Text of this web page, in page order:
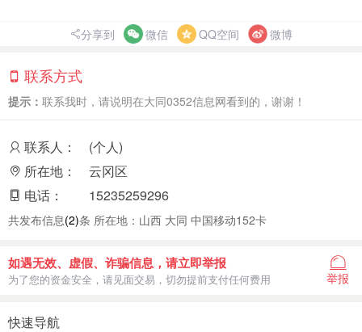
分享到 微信 QQ空间 微博
联系方式
提示： 联系我时，请说明在大同0352信息网看到的，谢谢！
联系人：
(个人)
所在地：
云冈区
电话：
15235259296
共发布信息(2)条 所在地：山西 大同 中国移动152卡
如遇无效、虚假、诈骗信息，请立即举报
为了您的资金安全，请见面交易，切勿提前支付任何费用 举报
快速导航